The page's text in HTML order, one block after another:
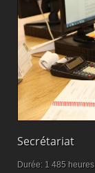
Secrétariat
Durée: 1 485 heures